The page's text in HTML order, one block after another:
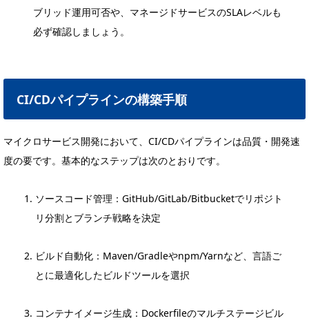
ブリッド運用可否や、マネージドサービスのSLAレベルも
必ず確認しましょう。
CI/CDパイプラインの構築手順
マイクロサービス開発において、CI/CDパイプラインは品質・開発速
度の要です。基本的なステップは次のとおりです。
ソースコード管理：GitHub/GitLab/Bitbucketでリポジト
リ分割とブランチ戦略を決定
ビルド自動化：Maven/Gradleやnpm/Yarnなど、言語ご
とに最適化したビルドツールを選択
コンテナイメージ生成：Dockerfileのマルチステージビル